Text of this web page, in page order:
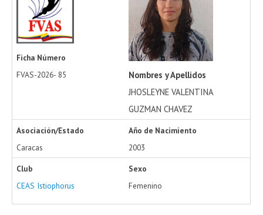
Ficha Número
FVAS-2026- 85
Nombres y Apellidos
JHOSLEYNE VALENTINA
GUZMAN CHAVEZ
Asociación/Estado
Caracas
Año de Nacimiento
2003
Club
CEAS Istiophorus
Sexo
Femenino